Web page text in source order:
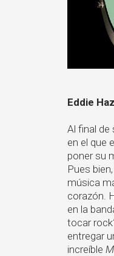
Eddie
Al final de
en el que
poner su
Pues
música
corazón.
en la
tocar
entregar
increíble